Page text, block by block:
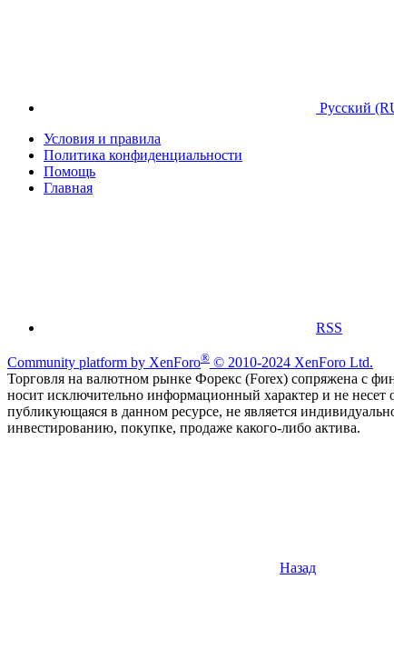
Русский
Условия и правила
Политика конфиденциальности
Помощь
Главная
RSS
Community platform by XenForo® © 2010-2024 XenForo Ltd.
Торговля на валютном рынке Форекс (Forex) сопряжена с
носит исключительно информационный характер и не
публикующаяся в данном ресурсе, не является
инвестированию, покупке, продаже какого-либо актива.
Назад